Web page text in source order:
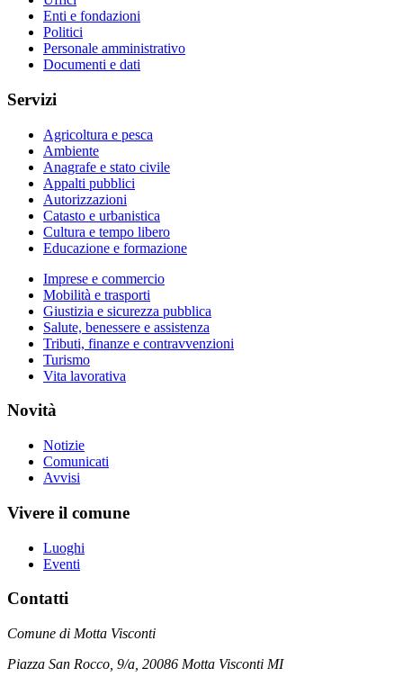
Enti e fondazioni
Politici
Personale amministrativo
Documenti e dati
Servizi
Agricoltura e pesca
Ambiente
Anagrafe e stato civile
Appalti pubblici
Autorizzazioni
Catasto e urbanistica
Cultura e tempo libero
Educazione e formazione
Imprese e commercio
Mobilità e trasporti
Giustizia e sicurezza pubblica
Salute, benessere e assistenza
Tributi, finanze e contravvenzioni
Turismo
Vita lavorativa
Novità
Notizie
Comunicati
Avvisi
Vivere il comune
Luoghi
Eventi
Contatti
Comune di Motta Visconti
Piazza San Rocco, 9/a, 20086 Motta Visconti MI